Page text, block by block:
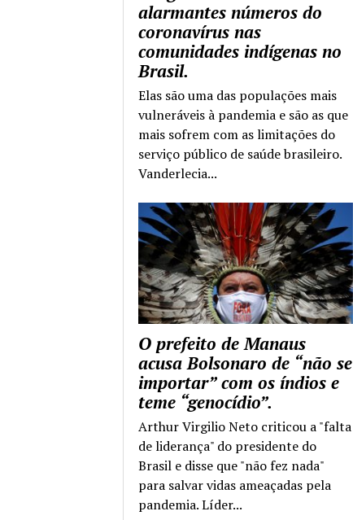
alarmantes números do
coronavírus nas
comunidades indígenas no
Brasil.
Elas são uma das populações mais
vulneráveis à pandemia e são as que
mais sofrem com as limitações do
serviço público de saúde brasileiro.
Vanderlecia...
O prefeito de Manaus
acusa Bolsonaro de “não se
importar” com os índios e
teme “genocídio”.
Arthur Virgilio Neto criticou a "falta
de liderança" do presidente do
Brasil e disse que "não fez nada"
para salvar vidas ameaçadas pela
pandemia. Líder...